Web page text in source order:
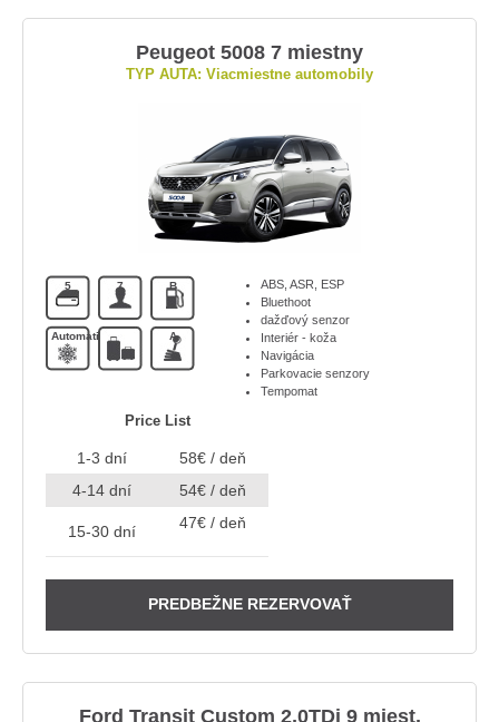
Peugeot 5008 7 miestny
TYP AUTA: Viacmiestne automobily
5 7 B
Automatická A
ABS, ASR, ESP
Bluethoot
dažďový senzor
Interiér - koža
Navigácia
Parkovacie senzory
Tempomat
Price List
1-3 dní
58€ / deň
4-14 dní
54€ / deň
15-30 dní 47€ / deň
PREDBEŽNE REZERVOVAŤ
Ford Transit Custom 2,0TDi 9 miest,